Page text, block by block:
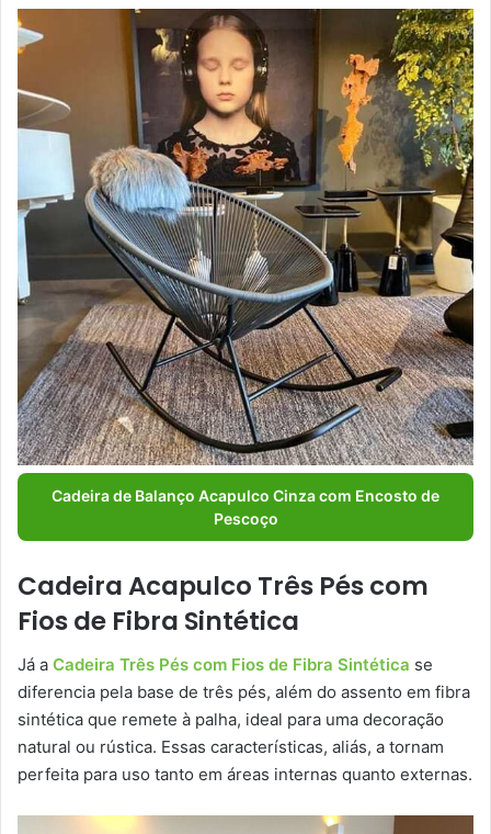
Cadeira de Balanço Acapulco Cinza com Encosto de
Pescoço
Cadeira Acapulco Três Pés com
Fios de Fibra Sintética
Já a Cadeira Três Pés com Fios de Fibra Sintética se
diferencia pela base de três pés, além do assento em fibra
sintética que remete à palha, ideal para uma decoração
natural ou rústica. Essas características, aliás, a tornam
perfeita para uso tanto em áreas internas quanto externas.